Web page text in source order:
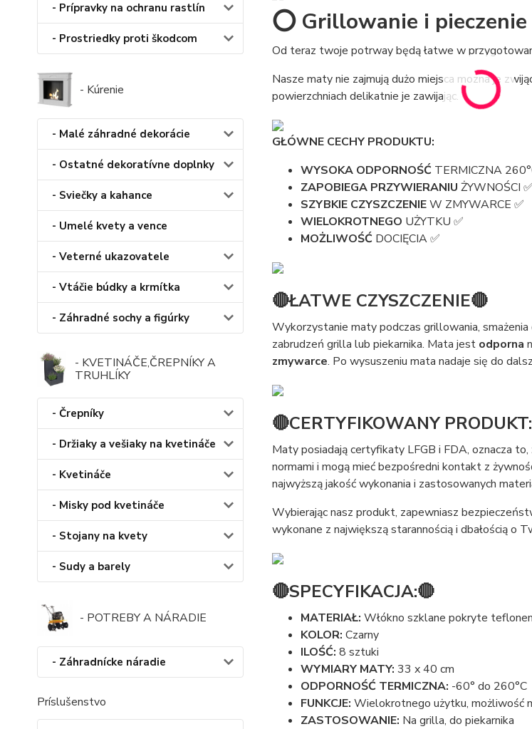
- Prípravky na ochranu rastlín
- Prostriedky proti škodcom
- Kúrenie
- Malé záhradné dekorácie
- Ostatné dekoratívne doplnky
- Sviečky a kahance
- Umelé kvety a vence
- Veterné ukazovatele
- Vtáčie búdky a krmítka
- Záhradné sochy a figúrky
- KVETINÁČE,ČREPNÍKY A
TRUHLÍKY
- Črepníky
- Držiaky a vešiaky na kvetináče
- Kvetináče
- Misky pod kvetináče
- Stojany na kvety
- Sudy a barely
- POTREBY A NÁRADIE
- Záhradnícke náradie
Príslušenstvo
⭕ Grillowanie i
Od teraz twoje potrway będą łatwe w
Nasze maty nie zajmują dużo miejsca mozna je
powierzchniach delikatnie je zawijając.
GŁÓWNE CECHY PRODUKTU:
WYSOKA ODPORNOŚĆTERMICZNA
ZAPOBIEGA PRZYWIERANIU ŻYWNOŚCI ✅
SZYBKIE CZYSZCZENIEW ZMYWARCE ✅
WIELOKROTNEGO UŻYTKU ✅
MOŻLIWOŚĆDOCIĘCIA ✅
🔴ŁATWE CZYSZCZENIE🔴
Wykorzystanie maty podczas grillowania, smażenia
zabrudzeń grilla lub piekarnika. Mata jest odporna
zmywarce. Po wysuszeniu mata nadaje się do
🔴CERTYFIKOWANY
Maty posiadają certyfikaty LFGB i FDA, oznacza
normami i mogą mieć bezpośredni kontakt z
najwyższą jakość wykonania i zastosowanych
Wybierając nasz produkt, zapewniasz
wykonane z największą starannością i dbałością o
🔴SPECYFIKACJA:🔴
MATERIAŁ: Włókno szklane pokryte
KOLOR: Czarny
ILOŚĆ: 8 sztuki
WYMIARY MATY: 33 x 40 cm
ODPORNOŚĆ TERMICZNA: -60° do 260°C
FUNKCJE: Wielokrotnego użytku, możliwość
ZASTOSOWANIE: Na grilla, do piekarnika